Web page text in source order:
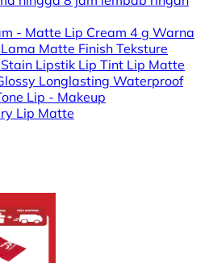
- Matte Lip Cream 4 g Warna
Matte Finish Teksture
Lipstik Lip Tint Lip Matte
Longlasting Waterproof
Lip - Makeup
Lip Matte